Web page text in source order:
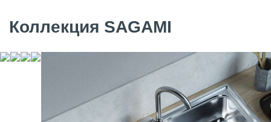
Коллекция SAGAMI